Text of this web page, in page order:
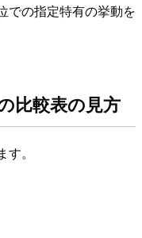
での指定特有の挙動を
比較表の見方
。